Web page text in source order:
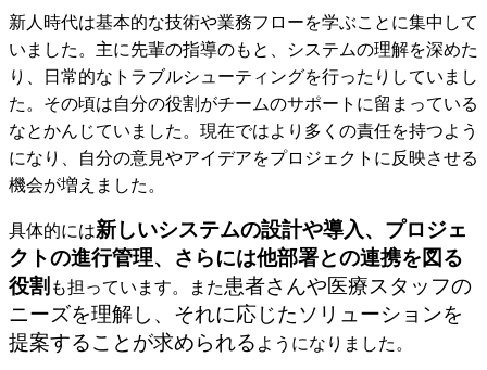
新人時代は基本的な技術や業務フローを学ぶことに集中して
いました。主に先輩の指導のもと、システムの理解を深めた
り、日常的なトラブルシューティングを行ったりしていまし
た。その頃は自分の役割がチームのサポートに留まっている
なとかんじていました。現在ではより多くの責任を持つよう
になり、自分の意見やアイデアをプロジェクトに反映させる
機会が増えました。
具体的には新しいシステムの設計や導入、プロジェ
クトの進行管理、さらには他部署との連携を図る
役割 も担っています。また患者さんや医療スタッフの
ニーズを理解し、それに応じたソリューションを
提案することが求められる ようになりました。